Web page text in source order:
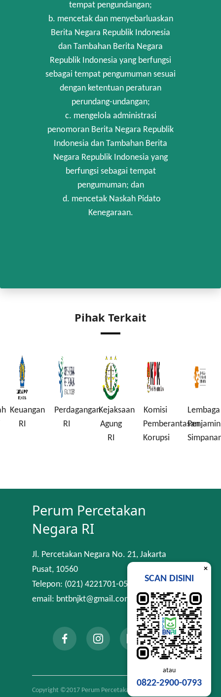
tempat pengundangan;
b. mencetak dan menyebarluaskan
Berita Negara Republik Indonesia
dan Tambahan Berita Negara
Republik Indonesia yang berfungsi
sebagai tempat pengumuman sesuai
dengan ketentuan peraturan
perundang-undangan;
c. mengelola administrasi
penomoran Berita Negara Republik
Indonesia dan Tambahan Berita
Negara Republik Indonesia yang
berfungsi sebagai tempat
pengumuman; dan
d. mencetak Naskah Pidato
Kenegaraan.
Pihak Terkait
Keuangan
RI
Perdagangan
RI
Kejaksaan
Agung
RI
Komisi
Pemberantasan
Korupsi
Lembaga
Penjamin
Perum Percetakan
Negara RI
Jl. Percetakan Negara No. 21, Jakarta
Pusat, 10560
Telepon: (021) 4221701-05
email: bntbnjkt@gmail.com
Copyright ©2017 Perum Percetakan Negara RI
×
SCAN DISINI
atau
0822-2900-0793